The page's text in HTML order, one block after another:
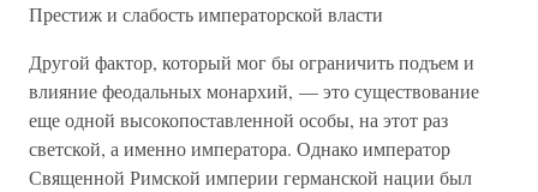
Престиж и слабость императорской власти
Другой фактор, который мог бы ограничить подъем и
влияние феодальных монархий, — это существование
еще одной высокопоставленной особы, на этот раз
светской, а именно императора. Однако император
Священной Римской империи германской нации был